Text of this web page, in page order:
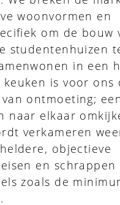
woonvormen en
om de bouw
studentenhuizen
in een
keuken is voor ons
ontmoeting;
naar elkaar
verkameren
objectieve
en schrappen
zoals de